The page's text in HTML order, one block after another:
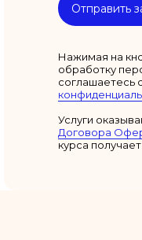
Отправить
Нажимая на
обработку
соглашаетесь c
Услуги
Договора
курса